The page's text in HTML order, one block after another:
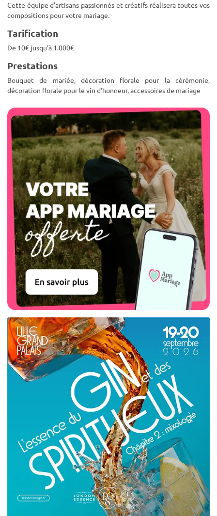
Cette équipe d'artisans passionnés et créatifs réalisera toutes vos
compositions pour votre mariage.
Tarification
De 10€ jusqu'à 1.000€
Prestations
Bouquet de mariée, décoration florale pour la cérémonie,
décoration florale pour le vin d'honneur, accessoires de mariage